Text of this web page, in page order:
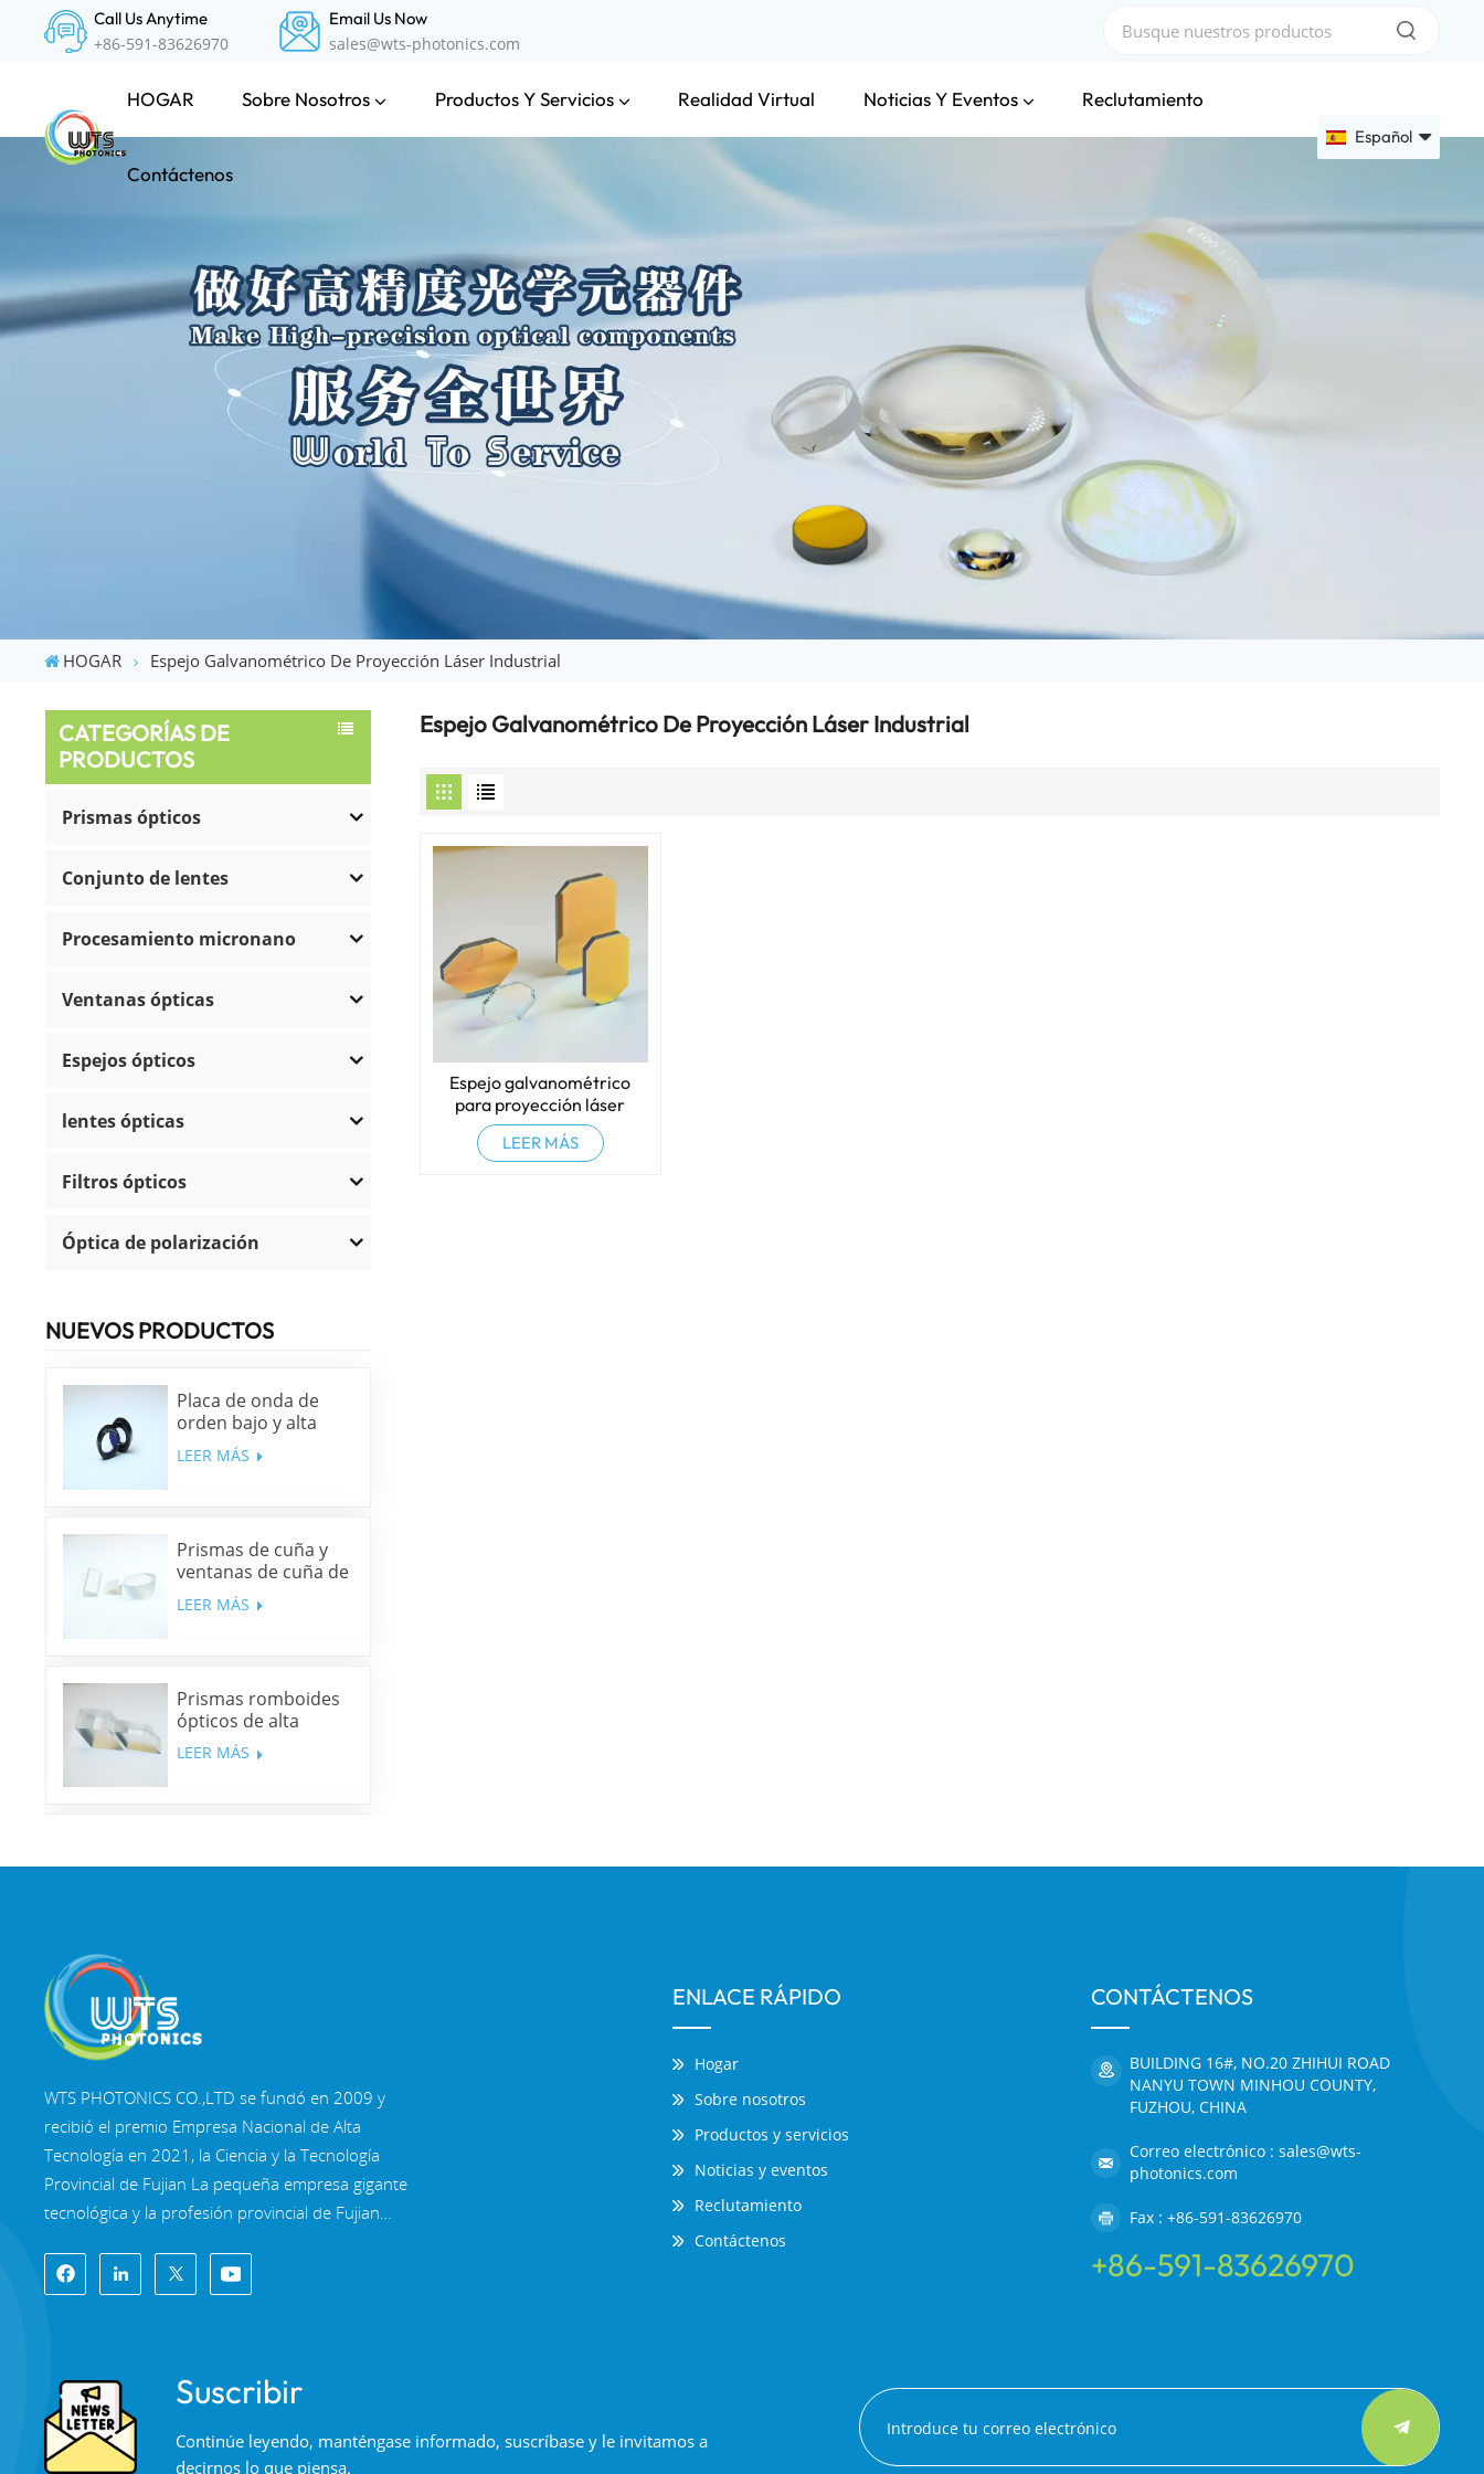
Call Us Anytime
+86-591-83626970
Email Us Now
sales@wts-photonics.com
HOGAR Sobre Nosotros Productos Y Servicios Realidad Virtual Noticias Y Eventos Reclutamiento
Contáctenos
Español
English
Français
HOGAR Espejo Galvanométrico De Proyección Láser Industrial
CATEGORÍAS DE
PRODUCTOS
Prismas ópticos
Conjunto de lentes
Procesamiento micronano
Ventanas ópticas
Espejos ópticos
lentes ópticas
Filtros ópticos
Óptica de polarización
NUEVOS PRODUCTOS
Placa de onda de
orden bajo y alta
precisión
LEER MÁS
Prismas de cuña y
ventanas de cuña de
sílice fundida y N-
BK7
LEER MÁS
Prismas romboides
ópticos de alta
precisión
LEER MÁS
multibanda
Espejo Galvanométrico De Proyección Láser Industrial
Espejo galvanométrico
para proyección láser
LEER MÁS
WTS PHOTONICS CO.,LTD se fundó en 2009 y
recibió el premio Empresa Nacional de Alta
Tecnología en 2021, la Ciencia y la Tecnología
Provincial de Fujian La pequeña empresa gigante
tecnológica y la profesión provincial de Fujian
en 2022. WTS se ubica en el Hermosa ciudad
costera del sureste, Fuzhou, una famosa ciudad
un grupo de personal técnico calificado y un
sistema completo de procesamiento óptico,
Sistema de recubrimiento, sistema de ensamblaje
ENLACE RÁPIDO
Hogar
Sobre nosotros
Productos y servicios
Noticias y eventos
Reclutamiento
Contáctenos
CONTÁCTENOS
BUILDING 16#, NO.20 ZHIHUI ROAD
NANYU TOWN MINHOU COUNTY,
FUZHOU, CHINA
Correo electrónico : sales@wts-
photonics.com
Fax : +86-591-83626970
+86-591-83626970
Suscribir
Continúe leyendo, manténgase informado, suscríbase y le invitamos a
decirnos lo que piensa.